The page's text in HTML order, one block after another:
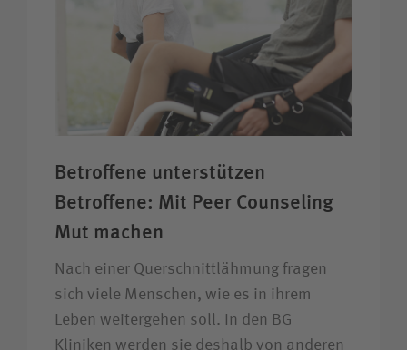
Betroffene unter­stützen
Betroffene: Mit Peer Counseling
Mut machen
Nach einer Quer­schnitt­lähmung fragen
sich viele Menschen, wie es in ihrem
Leben weiter­gehen soll. In den BG
Kliniken werden sie deshalb von anderen